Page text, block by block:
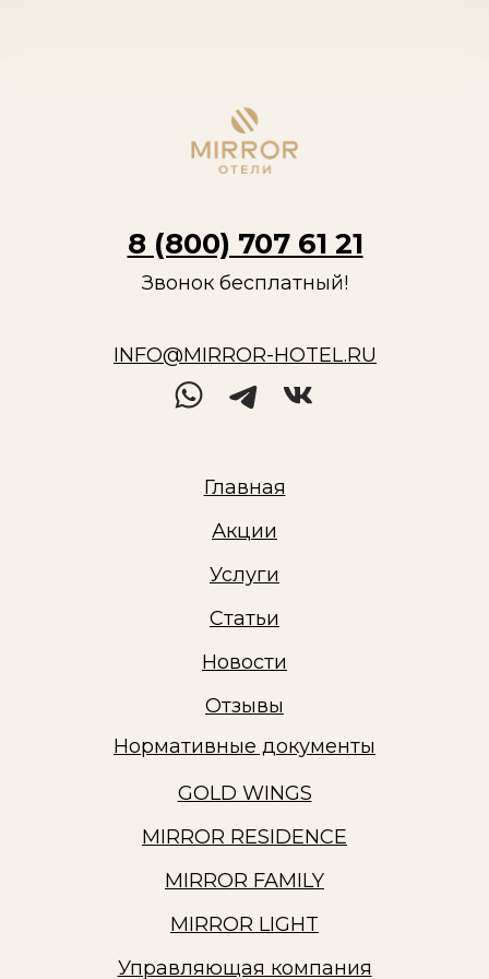
Управляющая компания
Звонок бесплатный!
Главная
GOLD WINGS
MIRROR RESIDENCE
MIRROR FAMILY
MIRROR LIGHT
Акции
Услуги
Статьи
Новости
Отзывы
Нормативные документы
8 (800) 707 61 21
INFO@MIRROR-HOTEL.RU